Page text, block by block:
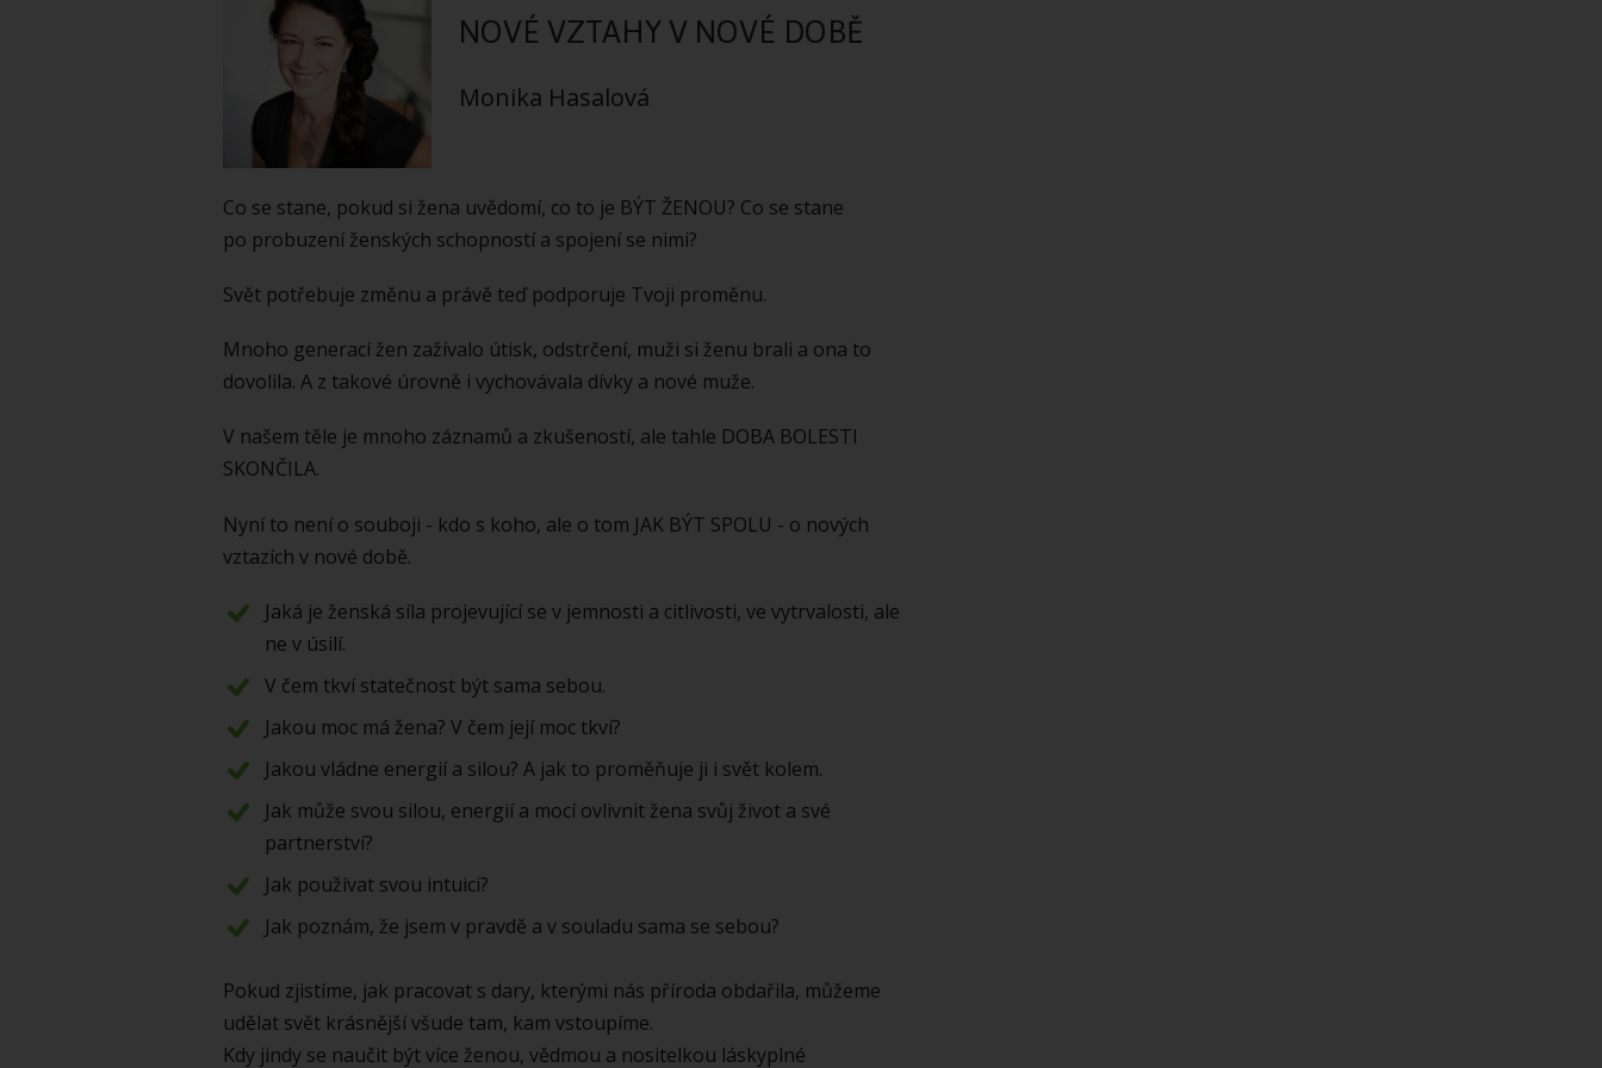
NOVÉ VZTAHY V NOVÉ DOBĚ
Monika Hasalová
Co se stane, pokud si žena uvědomí, co to je BÝT ŽENOU? Co se stane
po probuzení ženských schopností a spojení se nimi?
Svět potřebuje změnu a právě teď podporuje Tvoji proměnu.
Mnoho generací žen zažívalo útisk, odstrčení, muži si ženu brali a ona to
dovolila. A z takové úrovně i vychovávala dívky a nové muže.
V našem těle je mnoho záznamů a zkušeností, ale tahle DOBA BOLESTI
SKONČILA.
Nyní to není o souboji - kdo s koho, ale o tom JAK BÝT SPOLU - o nových
vztazích v nové době.
Jaká je ženská síla projevující se v jemnosti a citlivosti, ve vytrvalosti, ale
ne v úsilí.
V čem tkví statečnost být sama sebou.
Jakou moc má žena? V čem její moc tkví?
Jakou vládne energií a silou? A jak to proměňuje ji i svět kolem.
Jak může svou silou, energií a mocí ovlivnit žena svůj život a své
partnerství?
Jak používat svou intuici?
Jak poznám, že jsem v pravdě a v souladu sama se sebou?
Pokud zjistíme, jak pracovat s dary, kterými nás příroda obdařila, můžeme
udělat svět krásnější všude tam, kam vstoupíme.
Kdy jindy se naučit být více ženou, vědmou a nositelkou láskyplné